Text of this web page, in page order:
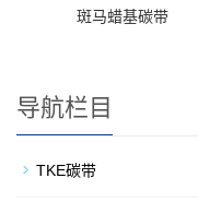
斑马蜡基碳带
导航栏目
TKE碳带